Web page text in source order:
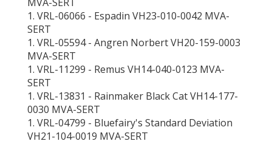
1. VRL-06066 - Espadin VH23-010-0042 MVA-
SERT
1. VRL-05594 - Angren Norbert VH20-159-0003
MVA-SERT
1. VRL-11299 - Remus VH14-040-0123 MVA-
SERT
1. VRL-13831 - Rainmaker Black Cat VH14-177-
0030 MVA-SERT
1. VRL-04799 - Bluefairy's Standard Deviation
VH21-104-0019 MVA-SERT